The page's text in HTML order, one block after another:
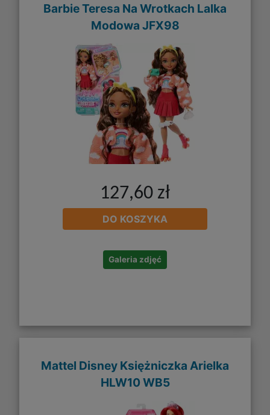
Barbie Teresa Na Wrotkach Lalka
Modowa JFX98
127,60 zł
DO KOSZYKA
Galeria zdjęć
Mattel Disney Księżniczka Arielka
HLW10 WB5